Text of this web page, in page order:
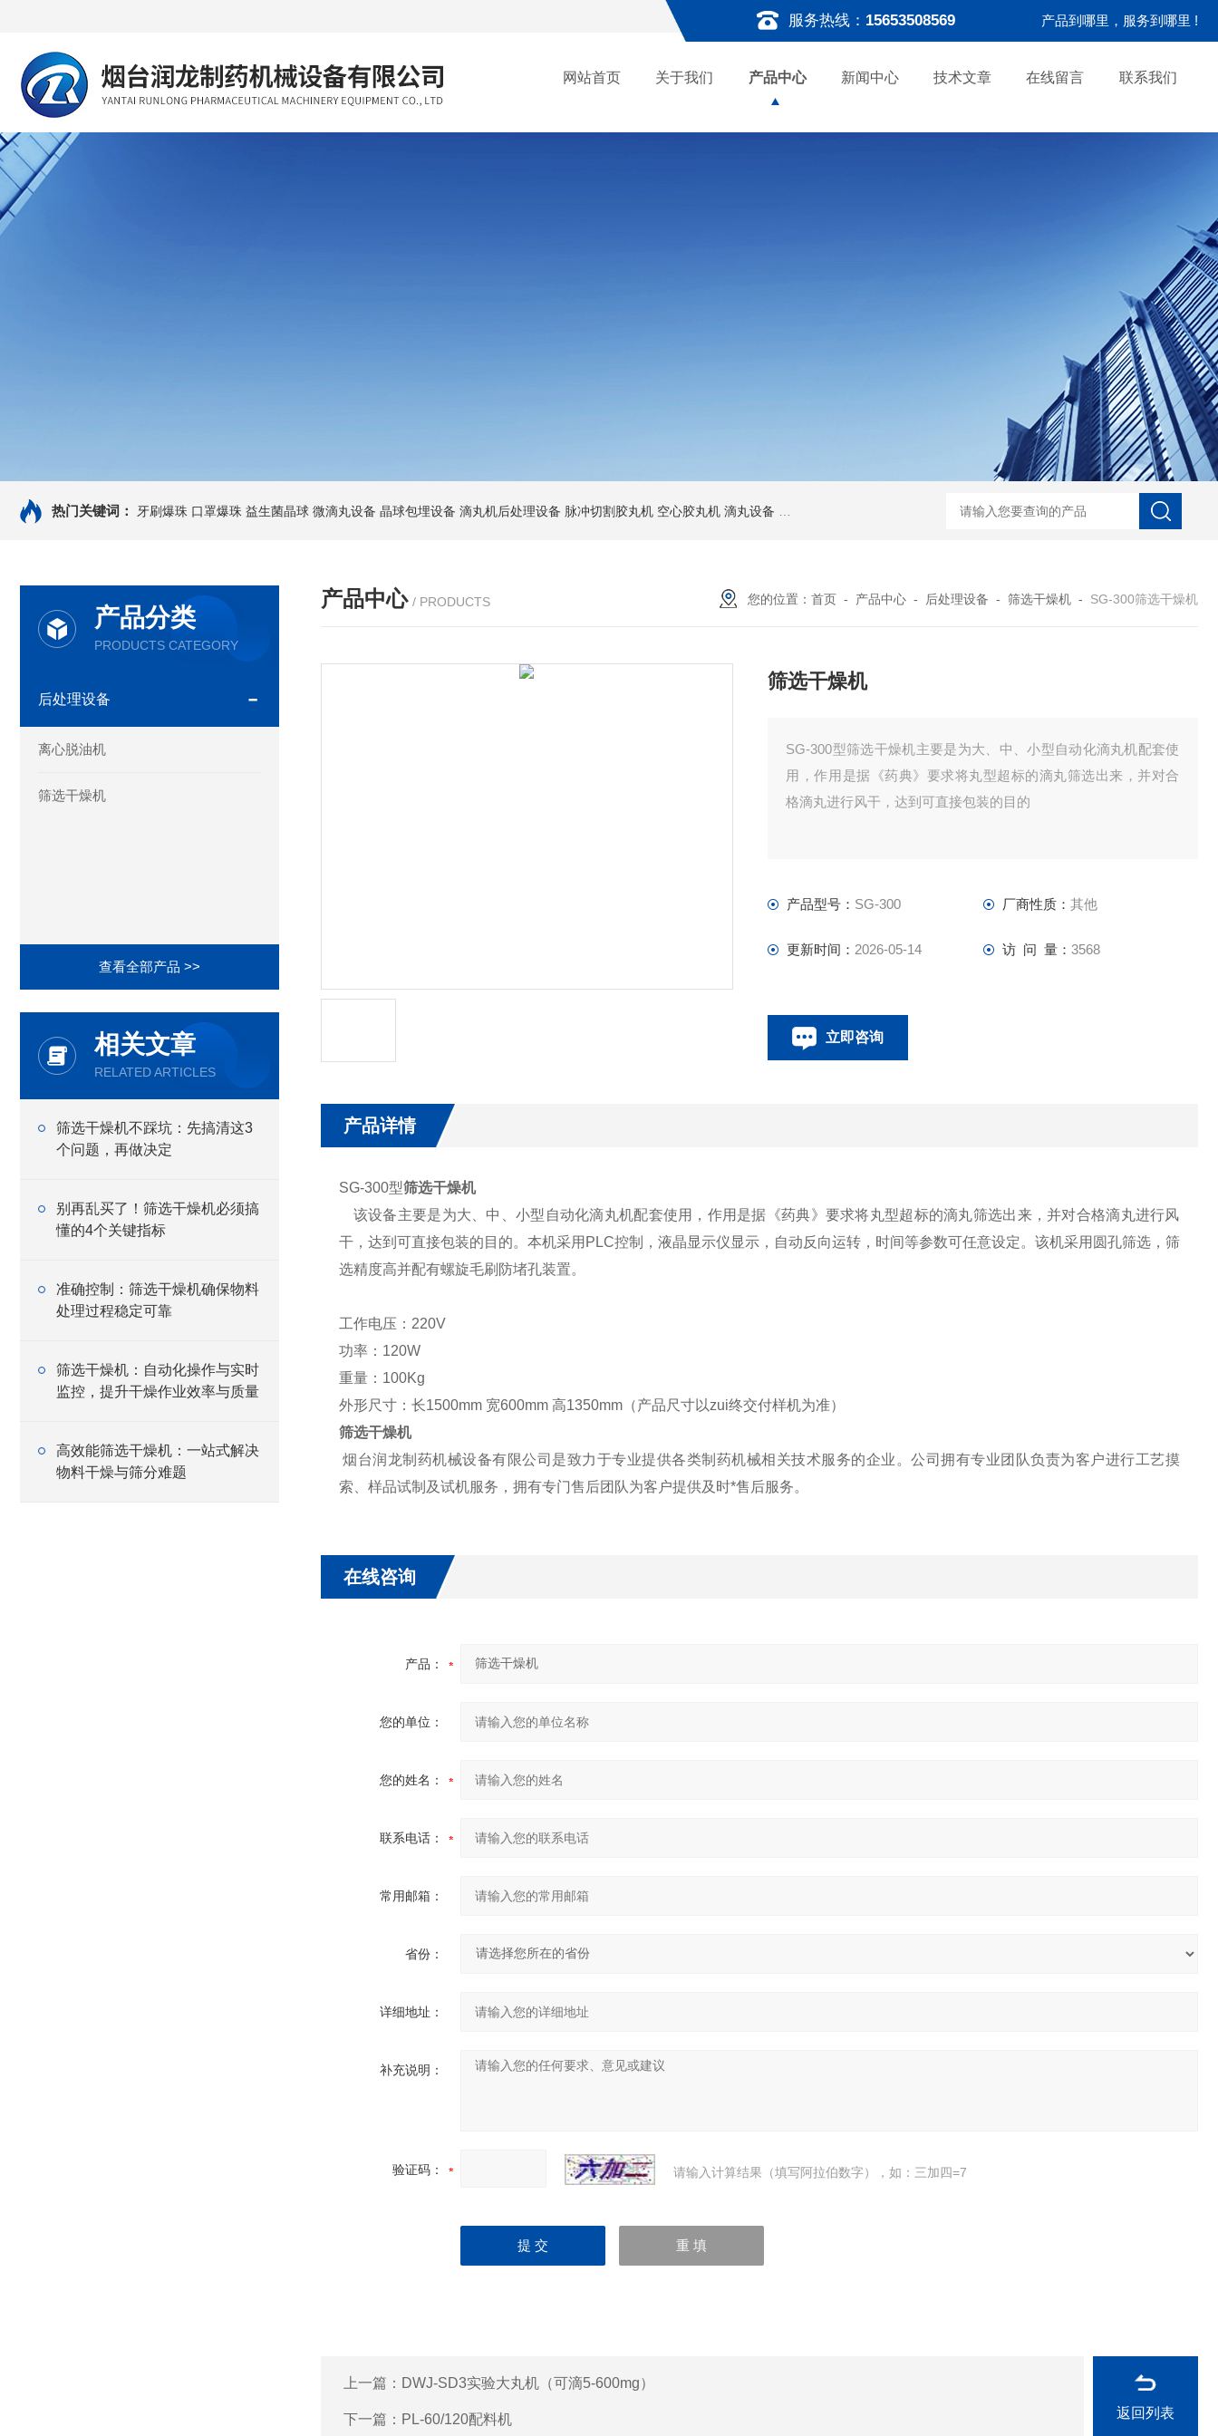
服务热线： 15653508569 产品到哪里，服务到哪里 !
网站首页 关于我们 产品中心 新闻中心 技术文章 在线留言 联系我们
热门关键词： 牙刷爆珠 口罩爆珠 益生菌晶球 微滴丸设备 晶球包埋设备 滴丸机后处理设备 脉冲切割胶丸机 空心胶丸机 滴丸设备 爆爆蛋生产线 全自动滴丸机厂家 DWJ-S1系列实验
产品分类
PRODUCTS CATEGORY
后处理设备
离心脱油机
筛选干燥机
查看全部产品 >>
相关文章
RELATED ARTICLES
筛选干燥机不踩坑：先搞清这3
个问题，再做决定
别再乱买了！筛选干燥机必须搞
懂的4个关键指标
准确控制：筛选干燥机确保物料
处理过程稳定可靠
筛选干燥机：自动化操作与实时
监控，提升干燥作业效率与质量
高效能筛选干燥机：一站式解决
物料干燥与筛分难题
产品中心 / PRODUCTS 您的位置： 首页 - 产品中心 - 后处理设备 - 筛选干燥机 - SG-300筛选干燥机
筛选干燥机
SG-300型筛选干燥机主要是为大、中、小型自动化滴丸机配套使
用，作用是据《药典》要求将丸型超标的滴丸筛选出来，并对合
格滴丸进行风干，达到可直接包装的目的
产品型号： SG-300 厂商性质： 其他
更新时间： 2026-05-14 访 问 量： 3568
立即咨询
产品详情
SG-300型筛选干燥机
该设备主要是为大、中、小型自动化滴丸机配套使用，作用是据《药典》要求将丸型超标的滴丸筛选出来，并对合格滴丸进行风
干，达到可直接包装的目的。本机采用PLC控制，液晶显示仪显示，自动反向运转，时间等参数可任意设定。该机采用圆孔筛选，筛
选精度高并配有螺旋毛刷防堵孔装置。
工作电压：220V
功率：120W
重量：100Kg
外形尺寸：长1500mm 宽600mm 高1350mm（产品尺寸以zui终交付样机为准）
筛选干燥机
烟台润龙制药机械设备有限公司是致力于专业提供各类制药机械相关技术服务的企业。公司拥有专业团队负责为客户进行工艺摸
索、样品试制及试机服务，拥有专门售后团队为客户提供及时*售后服务。
在线咨询
产品：
您的单位：
您的姓名：
联系电话：
常用邮箱：
省份：
详细地址：
补充说明：
验证码： 请输入计算结果（填写阿拉伯数字），如：三加四=7
上一篇： DWJ-SD3实验大丸机（可滴5-600mg）
下一篇： PL-60/120配料机 返回列表